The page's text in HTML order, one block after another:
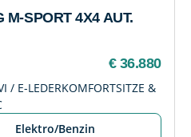
M-SPORT 4X4 AUT.
€ 36.880
/ E-LEDERKOMFORTSITZE &
Elektro/Benzin